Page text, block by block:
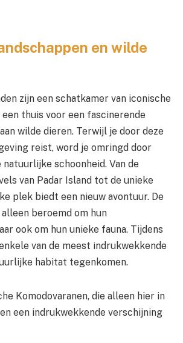
en wilde
zijn een schatkamer van iconische
thuis voor een fascinerende
wilde dieren. Terwijl je door deze
reist, word je omringd door
natuurlijke schoonheid. Van de
van Padar Island tot de unieke
plek biedt een nieuw avontuur. De
beroemd om hun
ook om hun unieke fauna. Tijdens
van de meest indrukwekkende
habitat tegenkomen.
Komodovaranen, die alleen hier in
een indrukwekkende verschijning